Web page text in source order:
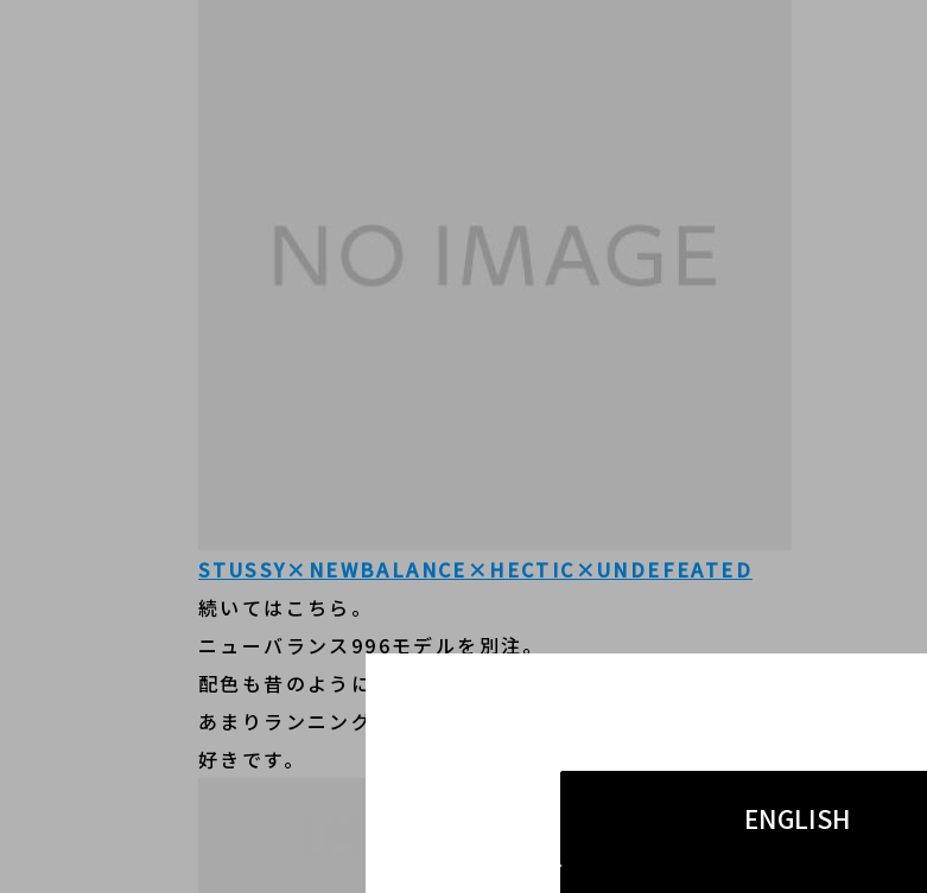
ENGLISH
STUSSY×NEWBALANCE×HECTIC×UNDEFEATED
続いてはこちら。
ニューバランス996モデルを別注。
配色も昔のように派手なカラーではないので履きやすいです。
あまりランニングシューズは好きではないですが、こちらのデザインは結構
好きです。